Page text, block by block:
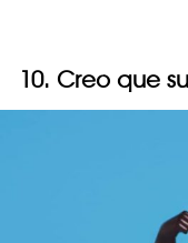
10. Creo que